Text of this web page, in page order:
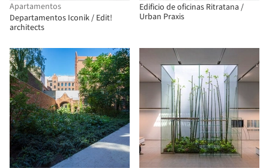
Apartamentos
Departamentos Iconik / Edit!
architects
Edificio de oficinas Ritratana /
Urban Praxis